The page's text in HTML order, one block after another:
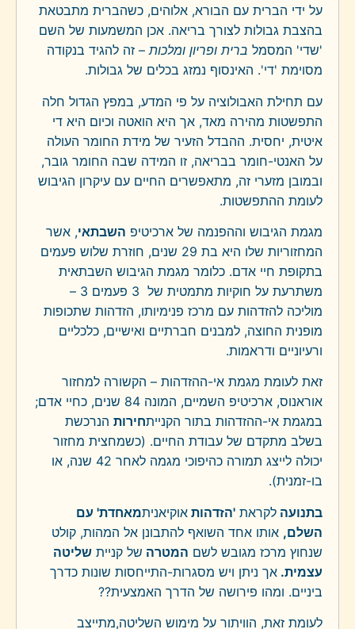
על ידי הברית עם הבורא, אלוהים, כשהברית מתבטאת
בהצבת גבולות לצורך בריאה. אכן המשמעות של השם
'שדי' המסמל ברית ופריון ומלכות– זה להגיד בנקודה
מסוימת 'די'. האינסוף נמזג בכלים של גבולות.
עם תחילת האבולוציה על פי המדע, במפץ הגדול חלה
התפשטות מהירה מאד, אך היא הואטה וכיום היא די
איטית, יחסית. ההבדל הזעיר של מידת החומר העולה
על האנטי-חומר בבריאה, זו המידה שבה החומר גובר,
ובמובן מזערי זה, מתאפשרים החיים עם עיקרון הגיבוש
לעומת ההתפשטות.
מגמת הגיבוש וההפנמה של ארכיטיפ השבתאי, אשר
המחזוריות שלו היא בת 29 שנים, חוזרת שלוש פעמים
בתקופת חיי אדם. כלומר מגמת הגיבוש השבתאית
משתרעת על חוקיות מתמטית של 3 פעמים 3 –
מוליכה להזדהות עם מרכז פנימיותו, הזדהות שתכופות
מופנית החוצה, למבנים חברתיים ואישיים, כלכליים
ורעיוניים ודראמות.
זאת לעומת מגמת אי-ההזדהות – הקשורה למחזור
אוראנוס, ארכיטיפ השמיים, המונה 84 שנים, כחיי אדם;
במגמת אי-ההזדהות בתור הקנייתחירות הנרכשת
בשלב מתקדם של עבודת החיים. (כשמחצית מחזור
יכולה לייצג תמורה כהיפוכי מגמה לאחר 42 שנה, או
בו-זמנית).
בתנועה לקראת 'הזדהות אוקיאניתמאחדת' עם
השלם, אותו אחד השואף להתבונן אל המהות, קולט
שנחוץ מרכז מגובש לשם המטרה של קניית שליטה
עצמית. אך ניתן ויש מסגרות-התייחסות שונות כדרך
ביניים. ומהו פירושה של הדרך האמצעית??
לעומת זאת, הוויתור על מימוש השליטה,מתייצב